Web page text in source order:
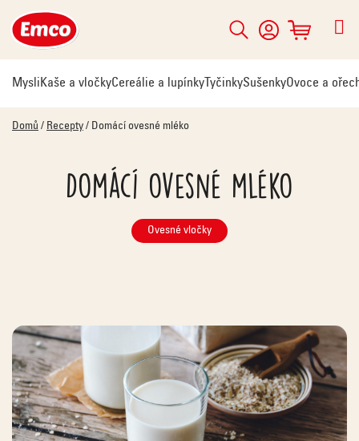
na
obsah
Hledat
NÁKUPNÍ
KOŠÍK
MysliKaše a vločkyCereálie a lupínky TyčinkySušenkyOvoce a
Domů / Recepty / Domácí ovesné mléko
Domácí ovesné mléko
Ovesné vločky